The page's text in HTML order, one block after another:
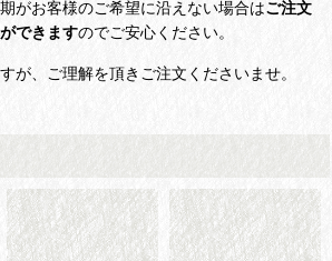
がお客様のご希望に沿えない場合はご注文
できますのでご安心ください。
が、ご理解を頂きご注文くださいませ。